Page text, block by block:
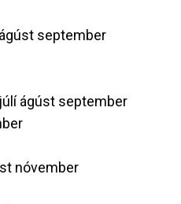
ágúst september
júlíágúst september
nóvember